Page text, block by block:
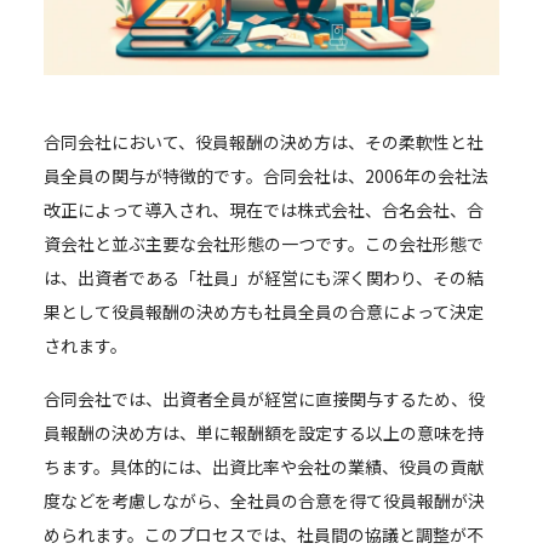
合同会社において、役員報酬の決め方は、その柔軟性と社
員全員の関与が特徴的です。合同会社は、2006年の会社法
改正によって導入され、現在では株式会社、合名会社、合
資会社と並ぶ主要な会社形態の一つです。この会社形態で
は、出資者である「社員」が経営にも深く関わり、その結
果として役員報酬の決め方も社員全員の合意によって決定
されます。
合同会社では、出資者全員が経営に直接関与するため、役
員報酬の決め方は、単に報酬額を設定する以上の意味を持
ちます。具体的には、出資比率や会社の業績、役員の貢献
度などを考慮しながら、全社員の合意を得て役員報酬が決
められます。このプロセスでは、社員間の協議と調整が不